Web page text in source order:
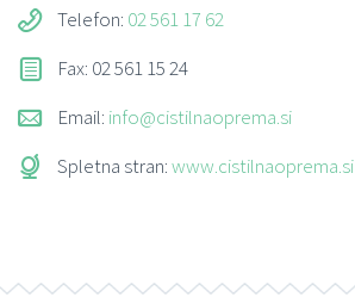
Telefon: 02 561 17 62
Fax: 02 561 15 24
Email: info@cistilnaoprema.si
Spletna stran:www.cistilnaoprema.si